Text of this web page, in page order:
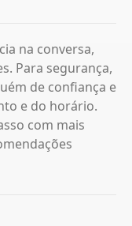
na conversa,
Para segurança,
de confiança e
e do horário.
com mais